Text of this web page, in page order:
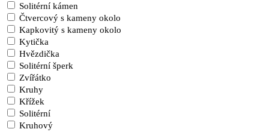
Solitérní kámen
Čtvercový s kameny okolo
Kapkovitý s kameny okolo
Kytička
Hvězdička
Solitérní šperk
Zvířátko
Kruhy
Křížek
Solitérní
Kruhový